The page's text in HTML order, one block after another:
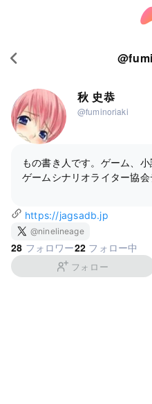
@
秋 史恭
@fuminoriaki
もの書き人です。ゲーム、
ゲームシナリオライター協
https://jagsadb.jp
@ninelineage
28 フォロワー22 フォロー中
フォロー